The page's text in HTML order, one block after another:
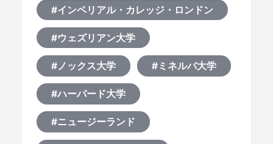
#インペリアル・カレッジ・ロンドン
#ウェズリアン大学
#ノックス大学 #ミネルバ大学
#ハーバード大学
#ニュージーランド